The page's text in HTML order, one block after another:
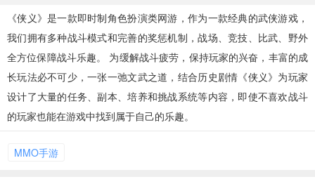
武侠手游
0款手游
二次元
63款手游
飞行射击
0款手游
体育竞技
0款手游
梦幻手游
0款手游
《侠义》是一款即时制角色扮演类网游，作为一款经典的武侠游戏，
我们拥有多种战斗模式和完善的奖惩机制，战场、竞技、比武、野外
全方位保障战斗乐趣。 为缓解战斗疲劳，保持玩家的兴奋，丰富的成
长玩法必不可少，一张一弛文武之道，结合历史剧情《侠义》为玩家
设计了大量的任务、副本、培养和挑战系统等内容，即使不喜欢战斗
的玩家也能在游戏中找到属于自己的乐趣。
MMO手游